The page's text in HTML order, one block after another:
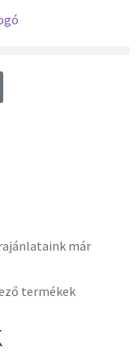
már
termékek